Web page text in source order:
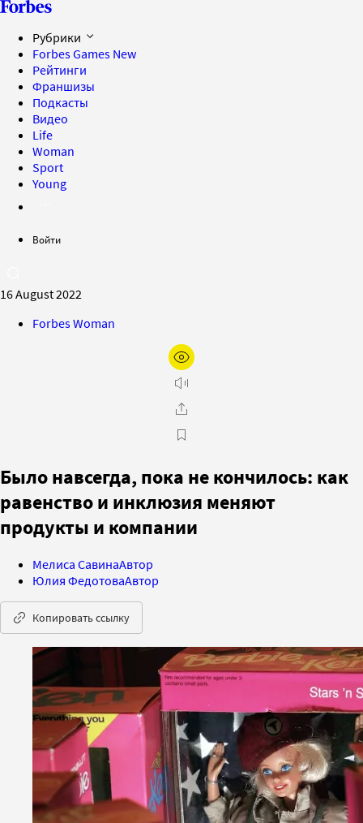
Рубрики
Forbes Games New
Рейтинги
Франшизы
Подкасты
Видео
Life
Woman
Sport
Young
Войти
16 August 2022
Forbes Woman
Было навсегда, пока не кончилось: как
равенство и инклюзия меняют
продукты и компании
Мелиса СавинаАвтор
Юлия ФедотоваАвтор
Копировать ссылку